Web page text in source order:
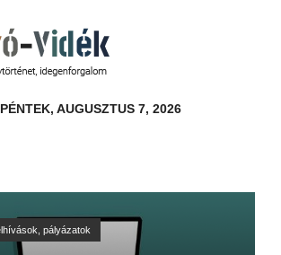
PÉNTEK, AUGUSZTUS 7, 2026
pályázatok